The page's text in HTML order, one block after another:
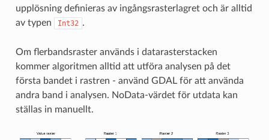
upplösning definieras av ingångsrasterlagret och är alltid
av typen
Int32 .
Om flerbandsraster används i datarasterstacken
kommer algoritmen alltid att utföra analysen på det
första bandet i rastren - använd GDAL för att använda
andra band i analysen. NoData-värdet för utdata kan
ställas in manuellt.